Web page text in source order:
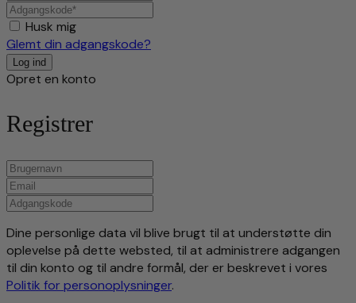
Husk mig
Glemt din adgangskode?
Opret en konto
Registrer
Dine personlige data vil blive brugt til at understøtte din
oplevelse på dette websted, til at administrere adgangen
til din konto og til andre formål, der er beskrevet i vores
Politik for personoplysninger.